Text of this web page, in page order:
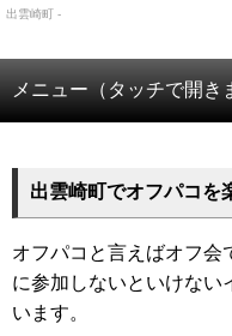
出雲崎町 -
メニュー（タッチで開き
出雲崎町でオフパコを
オフパコと言えばオフ会
に参加しないといけない
います。